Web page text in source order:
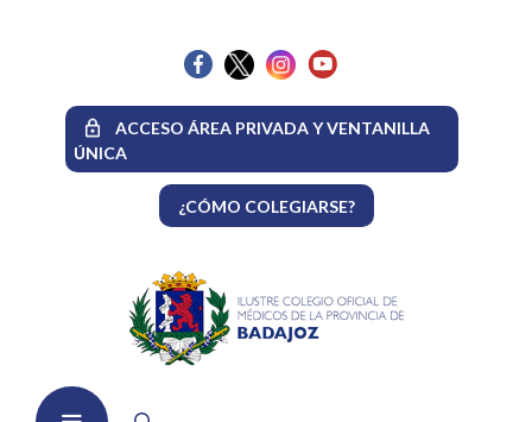
ACCESO ÁREA PRIVADA Y VENTANILLA
ÚNICA
¿CÓMO COLEGIARSE?